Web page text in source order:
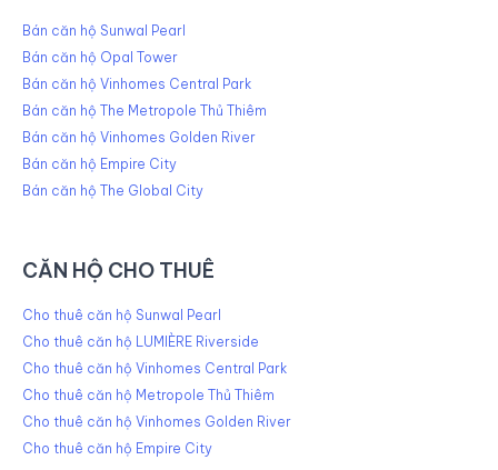
Bán căn hộ Sunwal Pearl
Bán căn hộ Opal Tower
Bán căn hộ Vinhomes Central Park
Bán căn hộ The Metropole Thủ Thiêm
Bán căn hộ Vinhomes Golden River
Bán căn hộ Empire City
Bán căn hộ The Global City
CĂN HỘ CHO THUÊ
Cho thuê căn hộ Sunwal Pearl
Cho thuê căn hộ LUMIÈRE Riverside
Cho thuê căn hộ Vinhomes Central Park
Cho thuê căn hộ Metropole Thủ Thiêm
Cho thuê căn hộ Vinhomes Golden River
Cho thuê căn hộ Empire City